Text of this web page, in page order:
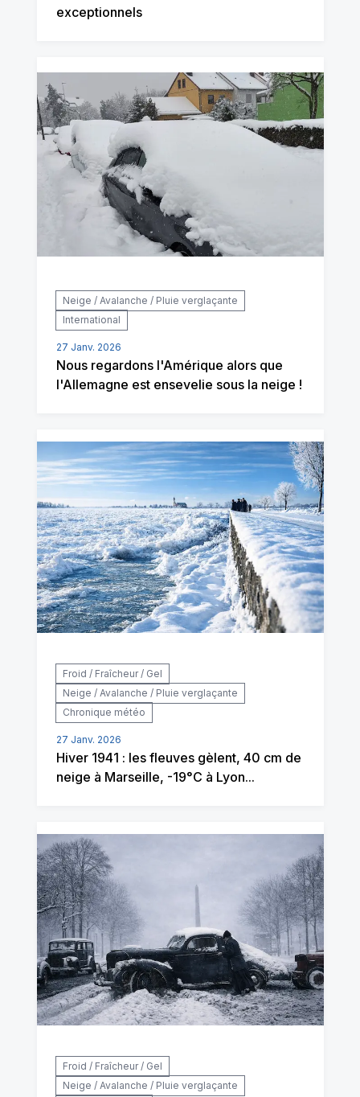
exceptionnels
Neige / Avalanche / Pluie verglaçante
International
27 Janv. 2026
Nous regardons l'Amérique alors que
l'Allemagne est ensevelie sous la neige !
Froid / Fraîcheur / Gel
Neige / Avalanche / Pluie verglaçante
Chronique météo
27 Janv. 2026
Hiver 1941 : les fleuves gèlent, 40 cm de
neige à Marseille, -19°C à Lyon...
Froid / Fraîcheur / Gel
Neige / Avalanche / Pluie verglaçante